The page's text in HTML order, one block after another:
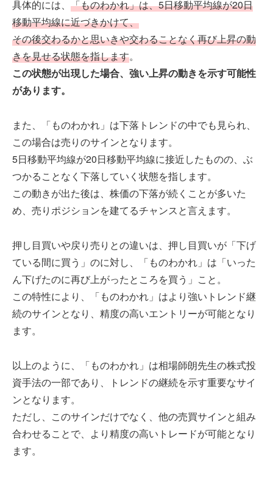
具体的には、 「ものわかれ」は、5日移動平均線が20日
移動平均線に近づきかけて、
その後交わるかと思いきや交わることなく再び上昇の動
きを見せる状態を指します。
この状態が出現した場合、強い上昇の動きを示す可能性
があります。
また、「ものわかれ」は下落トレンドの中でも見られ、
この場合は売りのサインとなります。
5日移動平均線が20日移動平均線に接近したものの、ぶ
つかることなく下落していく状態を指します。
この動きが出た後は、株価の下落が続くことが多いた
め、売りポジションを建てるチャンスと言えます。
押し目買いや戻り売りとの違いは、押し目買いが「下げ
ている間に買う」のに対し、「ものわかれ」は「いった
ん下げたのに再び上がったところを買う」こと。
この特性により、「ものわかれ」はより強いトレンド継
続のサインとなり、精度の高いエントリーが可能となり
ます。
以上のように、「ものわかれ」は相場師朗先生の株式投
資手法の一部であり、トレンドの継続を示す重要なサイ
ンとなります。
ただし、このサインだけでなく、他の売買サインと組み
合わせることで、より精度の高いトレードが可能となり
ます。